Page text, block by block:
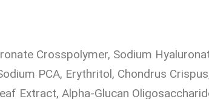
Crosspolymer, Sodium
PCA, Erythritol, Chondrus
Extract, Alpha-Glucan